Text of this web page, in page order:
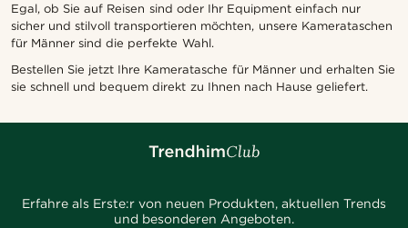
Egal, ob Sie auf Reisen sind oder Ihr Equipment einfach nur
sicher und stilvoll transportieren möchten, unsere Kamerataschen
für Männer sind die perfekte Wahl.
Bestellen Sie jetzt Ihre Kameratasche für Männer und erhalten Sie
sie schnell und bequem direkt zu Ihnen nach Hause geliefert.
Erfahre als Erste:r von neuen Produkten, aktuellen Trends
und besonderen Angeboten.